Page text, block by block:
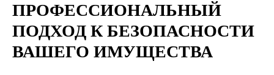
ПРОФЕССИОНАЛЬНЫЙ
ПОДХОД К БЕЗОПАСНОСТИ
ВАШЕГО ИМУЩЕСТВА